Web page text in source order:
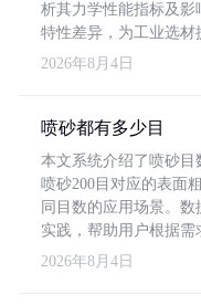
析其力学性能指标及
特性差异，为工业选材
2026年8月4日
喷砂都有多少目
本文系统介绍了喷砂
喷砂200目对应的表面
同目数的应用场景。数
实践，帮助用户根据需
2026年8月4日